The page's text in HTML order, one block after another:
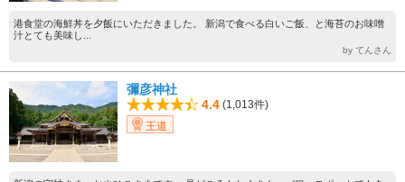
港食堂の海鮮丼を夕飯にいただきました。 新潟で食べる白いご飯、と海苔のお味噌
汁とても美味し...
by てんさん
彌彦神社
4.4 (1,013件)
王道